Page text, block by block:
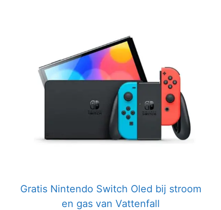
Gratis Nintendo Switch Oled bij stroom
en gas van Vattenfall